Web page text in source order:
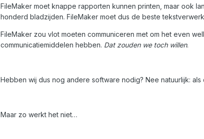
FileMaker moet knappe rapporten kunnen printen, maar ook
honderd bladzijden. FileMaker moet dus de beste
FileMaker zou vlot moeten communiceren met om het even
communicatiemiddelen hebben. Dat zouden we toch willen.
Hebben wij dus nog andere software nodig? Nee natuurlijk:
Maar zo werkt het niet…